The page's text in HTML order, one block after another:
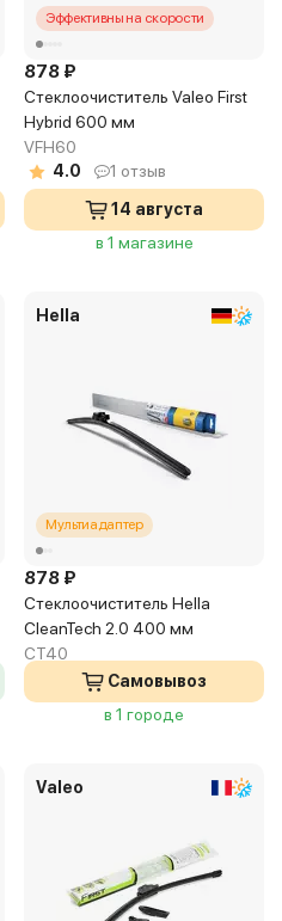
Эффективны на скорости
878 ₽
Стеклоочиститель Valeo First
Hybrid 600 мм
VFH60
4.0
1 отзыв
14 августа
в 1 магазине
Hella
Мультиадаптер
878 ₽
Стеклоочиститель Hella
CleanTech 2.0 400 мм
CT40
Самовывоз
в 1 городе
Valeo